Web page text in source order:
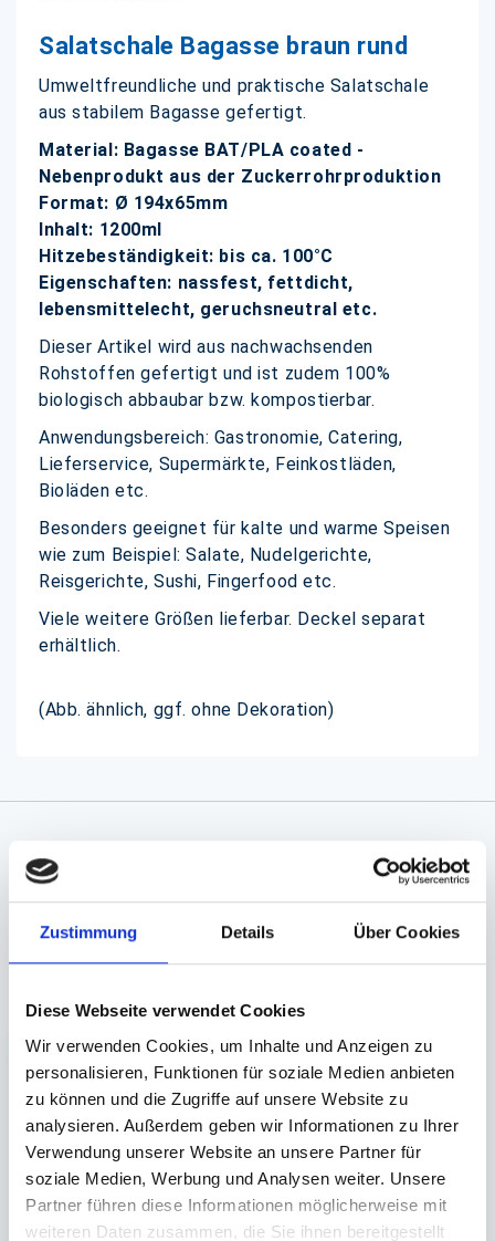
Zustimmung Details Über Cookies
Diese Webseite verwendet Cookies
Wir verwenden Cookies, um Inhalte und Anzeigen zu
personalisieren, Funktionen für soziale Medien anbieten
zu können und die Zugriffe auf unsere Website zu
analysieren. Außerdem geben wir Informationen zu Ihrer
Verwendung unserer Website an unsere Partner für
soziale Medien, Werbung und Analysen weiter. Unsere
Partner führen diese Informationen möglicherweise mit
weiteren Daten zusammen, die Sie ihnen bereitgestellt
Salatschale Bagasse braun rund
Umweltfreundliche und praktische Salatschale
aus stabilem Bagasse gefertigt.
Material: Bagasse BAT/PLA coated -
Nebenprodukt aus der Zuckerrohrproduktion
Format: Ø 194x65mm
Inhalt: 1200ml
Hitzebeständigkeit: bis ca. 100°C
Eigenschaften: nassfest, fettdicht,
lebensmittelecht, geruchsneutral etc.
Dieser Artikel wird aus nachwachsenden
Rohstoffen gefertigt und ist zudem 100%
biologisch abbaubar bzw. kompostierbar.
Anwendungsbereich: Gastronomie, Catering,
Lieferservice, Supermärkte, Feinkostläden,
Bioläden etc.
Besonders geeignet für kalte und warme Speisen
wie zum Beispiel: Salate, Nudelgerichte,
Reisgerichte, Sushi, Fingerfood etc.
Viele weitere Größen lieferbar. Deckel separat
erhältlich.
(Abb. ähnlich, ggf. ohne Dekoration)
Angaben zur Informationspflichten der GPSR
Produktsicherheitsverordnung:
packpack.de GmbH, Am